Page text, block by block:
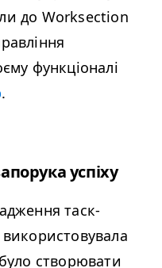
до Worksection
функціоналі
.
успіху
таск-
створювати